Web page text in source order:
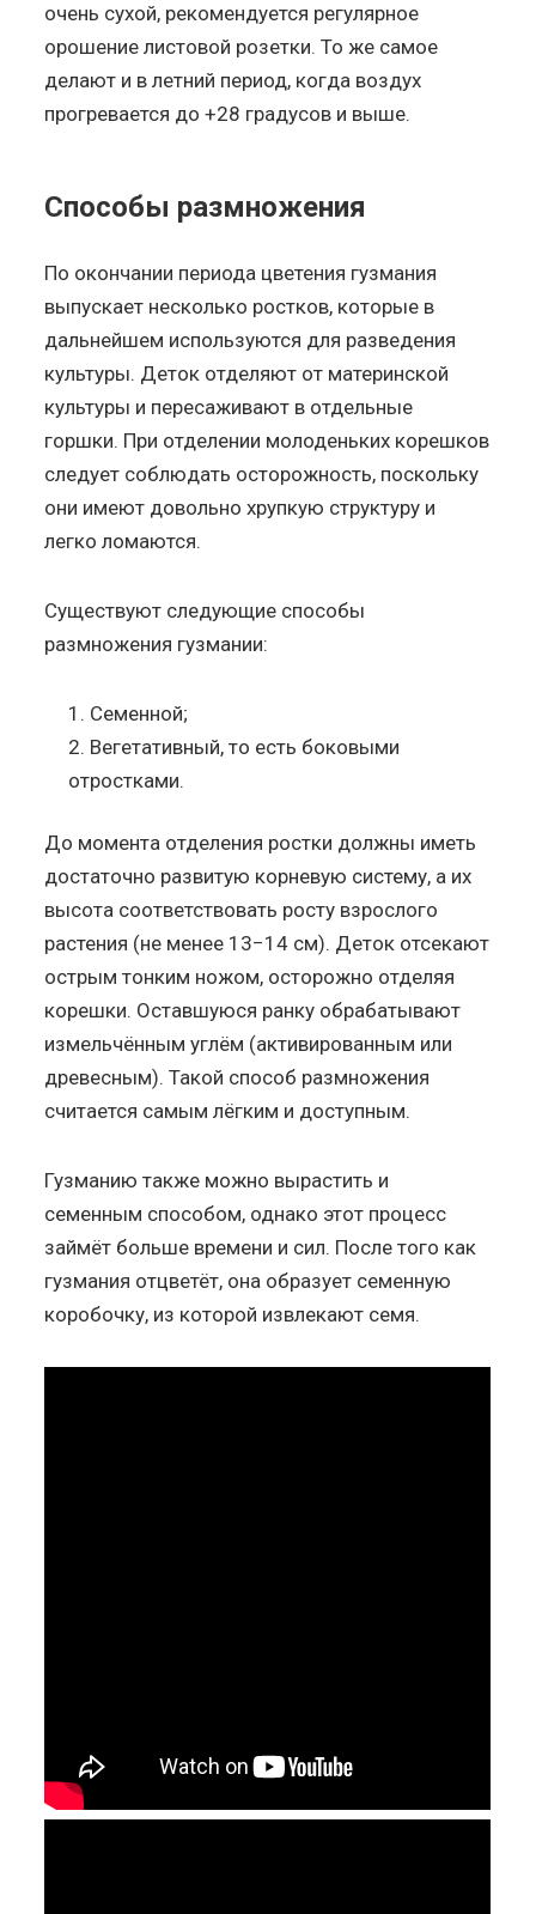
очень сухой, рекомендуется регулярное
орошение листовой розетки. То же самое
делают и в летний период, когда воздух
прогревается до +28 градусов и выше.
Способы размножения
По окончании периода цветения гузмания
выпускает несколько ростков, которые в
дальнейшем используются для разведения
культуры. Деток отделяют от материнской
культуры и пересаживают в отдельные
горшки. При отделении молоденьких корешков
следует соблюдать осторожность, поскольку
они имеют довольно хрупкую структуру и
легко ломаются.
Существуют следующие способы
размножения гузмании:
Семенной;
Вегетативный, то есть боковыми
отростками.
До момента отделения ростки должны иметь
достаточно развитую корневую систему, а их
высота соответствовать росту взрослого
растения (не менее 13−14 см). Деток отсекают
острым тонким ножом, осторожно отделяя
корешки. Оставшуюся ранку обрабатывают
измельчённым углём (активированным или
древесным). Такой способ размножения
считается самым лёгким и доступным.
Гузманию также можно вырастить и
семенным способом, однако этот процесс
займёт больше времени и сил. После того как
гузмания отцветёт, она образует семенную
коробочку, из которой извлекают семя.